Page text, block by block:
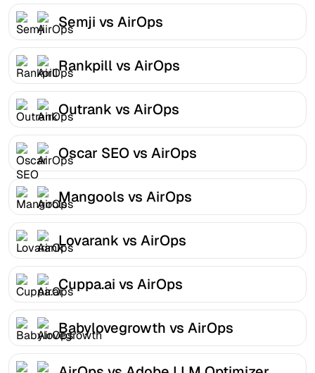
Semji vs AirOps
Rankpill vs AirOps
Outrank vs AirOps
Oscar SEO vs AirOps
Mangools vs AirOps
Lovarank vs AirOps
Cuppa.ai vs AirOps
Babylovegrowth vs AirOps